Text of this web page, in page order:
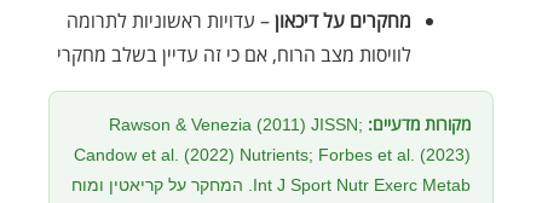
מחקרים על דיכאון– עדויות ראשוניות לתרומה
לוויסות מצב הרוח, אם כי זה עדיין בשלב מחקרי
מקורות מדעיים: Rawson & Venezia (2011) JISSN;
Candow et al. (2022) Nutrients; Forbes et al. (2023)
Int J Sport Nutr Exerc Metab. המחקר על קריאטין ומוח